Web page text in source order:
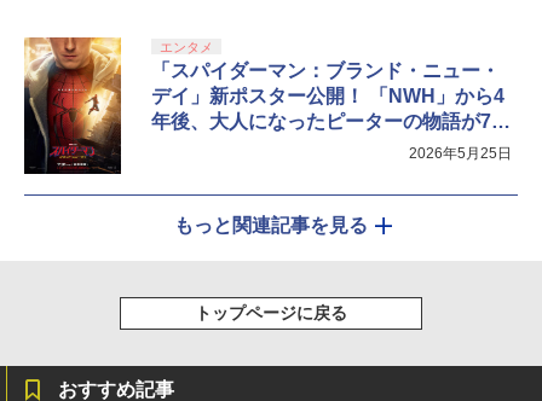
エンタメ
「スパイダーマン：ブランド・ニュー・
デイ」新ポスター公開！ 「NWH」から4
年後、大人になったピーターの物語が7月
2026年5月25日
もっと関連記事を見る
トップページに戻る
おすすめ記事